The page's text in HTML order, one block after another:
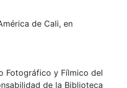
de Cali, en
Fotográfico y Fílmico del
de la Biblioteca